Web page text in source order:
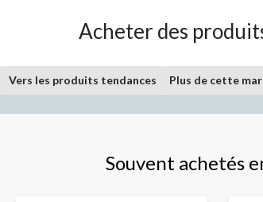
Acheter des
Vers les produits tendances Plus de cette
Souvent achetés